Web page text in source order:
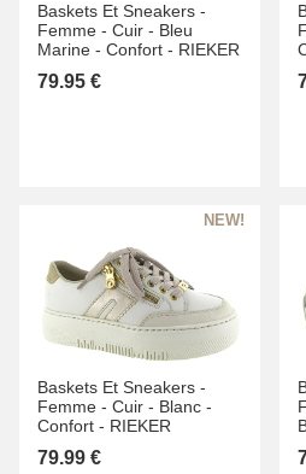
Baskets Et Sneakers -
Femme - Cuir - Bleu
Marine - Confort - RIEKER
79.95 €
Baskets Et Sneakers -
Femme - Cuir - Blanc -
Confort - RIEKER
79.99 €